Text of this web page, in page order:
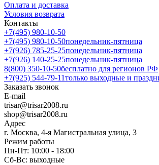
Оплата и доставка
Условия возврата
Контакты
+7(495) 980-10-50
+7(495) 980-10-50понедельник-пятница
+7(926) 785-25-25понедельник-пятница
+7(926) 140-25-25понедельник-пятница
8(800) 350-10-50бесплатно для регионов РФ
+7(925) 544-79-11только выходные и
Заказать звонок
E-mail
trisar@trisar2008.ru
shop@trisar2008.ru
Адрес
г. Москва, 4-я Магистральная улица, 3
Режим работы
Пн-Пт: 10:00 - 18:00
Сб-Вс: выходные